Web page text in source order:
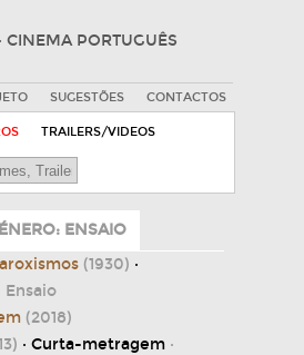
· CINEMA PORTUGUÊS
SUGESTÕES CONTACTOS
TRAILERS/VIDEOS
ENSAIO
(1930) ·
Ensaio
(2018)
· Curta-metragem ·